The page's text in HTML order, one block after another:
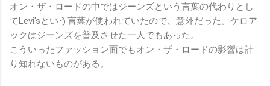
オン・ザ・ロードの中ではジーンズという言葉の代わりとし
てLevi'sという言葉が使われていたので、意外だった。ケロア
ックはジーンズを普及させた一人でもあった。
こういったファッション面でもオン・ザ・ロードの影響は計
り知れないものがある。